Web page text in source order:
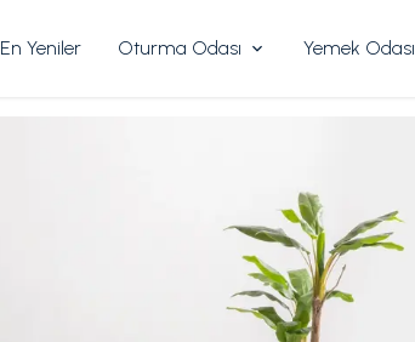
En Yeniler Oturma Odası Yemek Odası